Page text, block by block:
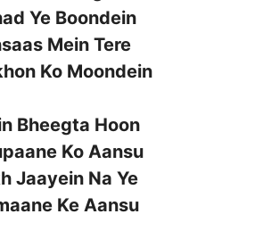
Ye Boondein
Mein Tere
Ko Moondein
Bheegta Hoon
Ko Aansu
Jaayein Na Ye
Ke Aansu